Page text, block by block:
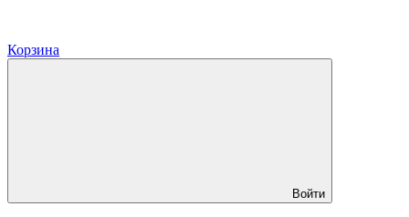
Корзина
Войти